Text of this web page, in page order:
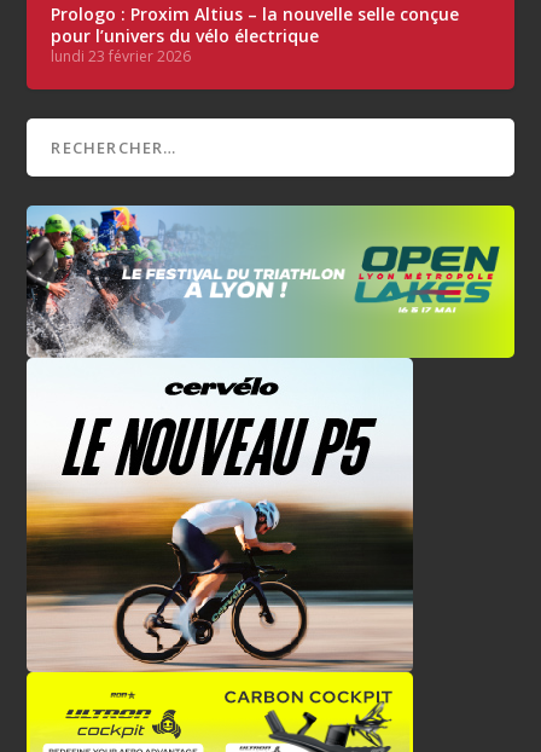
Prologo : Proxim Altius – la nouvelle selle conçue
pour l’univers du vélo électrique
lundi 23 février 2026